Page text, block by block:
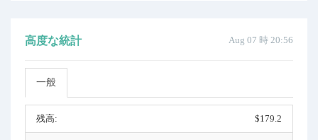
Aug 07 時 20:56
高度な統計
一般
残高: $179.2